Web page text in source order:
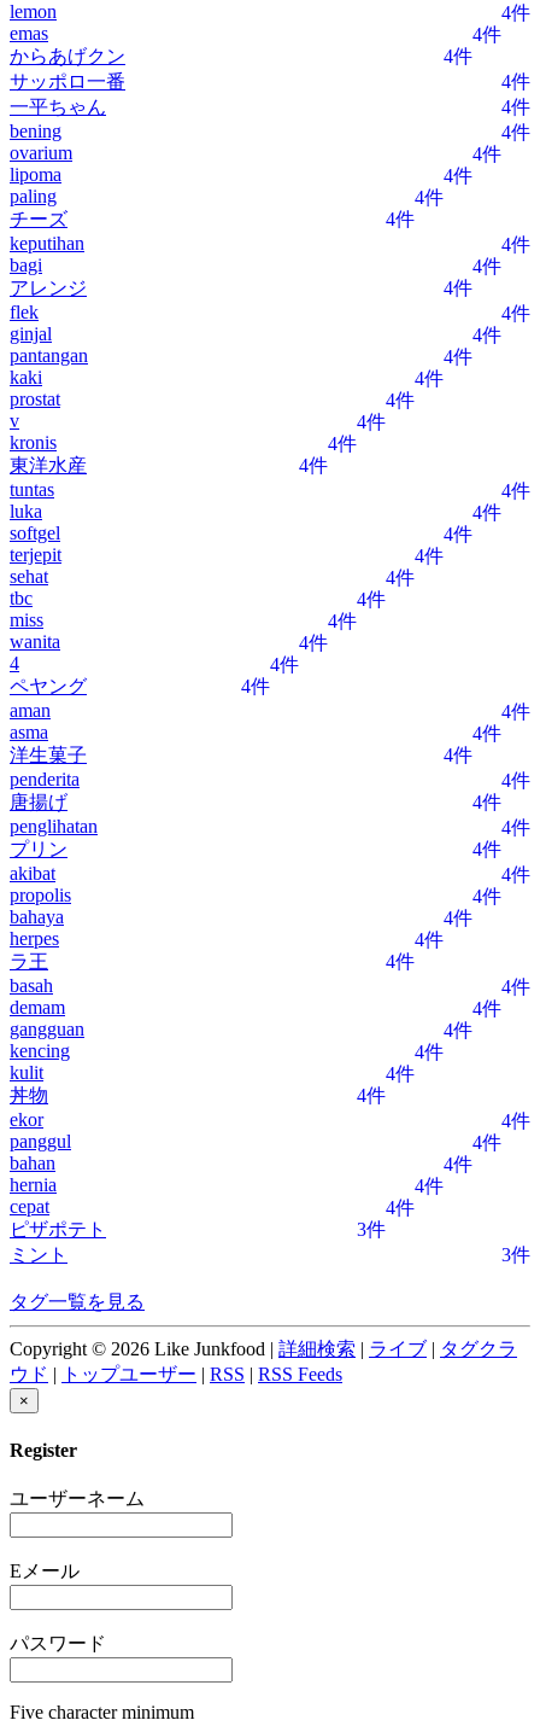
lemon
4件
emas
4件
からあげクン
4件
サッポロ一番
4件
一平ちゃん
4件
bening
4件
ovarium
4件
lipoma
4件
paling
4件
チーズ
4件
keputihan
4件
bagi
4件
アレンジ
4件
flek
4件
ginjal
4件
pantangan
4件
kaki
4件
prostat
4件
v
4件
kronis
4件
東洋水産
4件
tuntas
4件
luka
4件
softgel
4件
terjepit
4件
sehat
4件
tbc
4件
miss
4件
wanita
4件
4
4件
ペヤング
4件
aman
4件
asma
4件
洋生菓子
4件
penderita
4件
唐揚げ
4件
penglihatan
4件
プリン
4件
akibat
4件
propolis
4件
bahaya
4件
herpes
4件
ラ王
4件
basah
4件
demam
4件
gangguan
4件
kencing
4件
kulit
4件
丼物
4件
ekor
4件
panggul
4件
bahan
4件
hernia
4件
cepat
4件
ピザポテト
3件
ミント
3件
タグ一覧を見る
Copyright © 2026 Like Junkfood | 詳細検索 | ライブ | タグクラ
ウド | トップユーザー | RSS | RSS Feeds
×
Register
ユーザーネーム
Eメール
パスワード
Five character minimum